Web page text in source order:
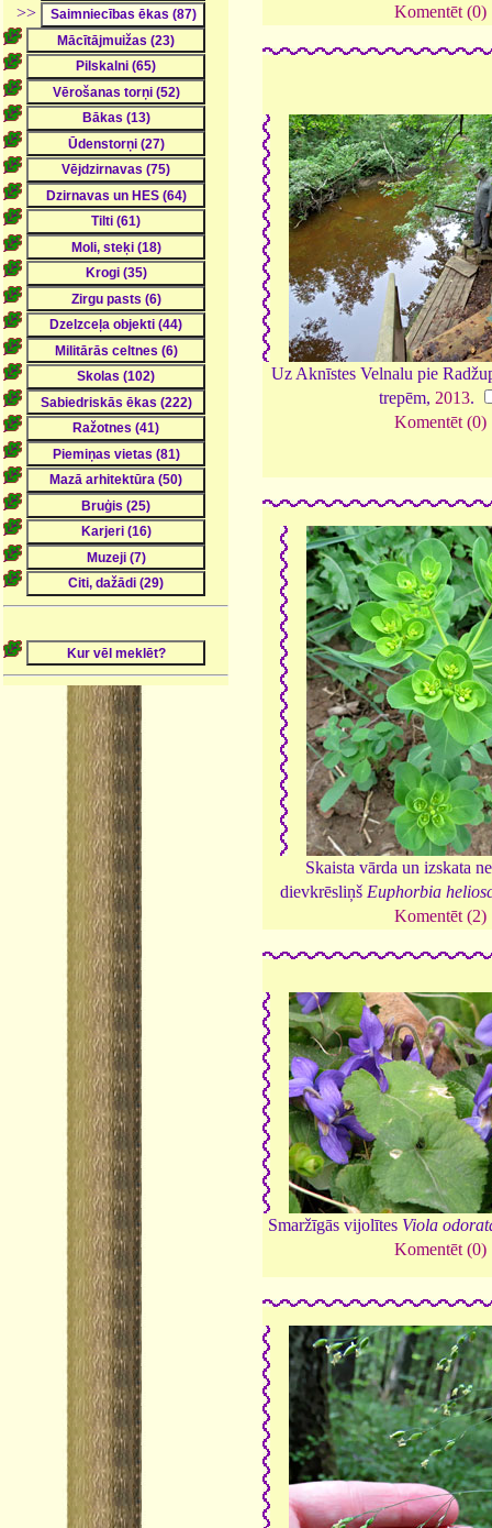
>>
Komentēt (0)
Uz Aknīstes Velnalu pie
trepēm, 2013.
Komentēt (0)
Skaista vārda un izskata
dievkrēsliņš Euphorbia
Komentēt (2)
Smaržīgās vijolītes Viola
Komentēt (0)